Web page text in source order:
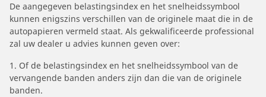
De aangegeven belastingsindex en het snelheidssymbool
kunnen enigszins verschillen van de originele maat die in de
autopapieren vermeld staat. Als gekwalificeerde professional
zal uw dealer u advies kunnen geven over:
1. Of de belastingsindex en het snelheidssymbool van de
vervangende banden anders zijn dan die van de originele
banden.